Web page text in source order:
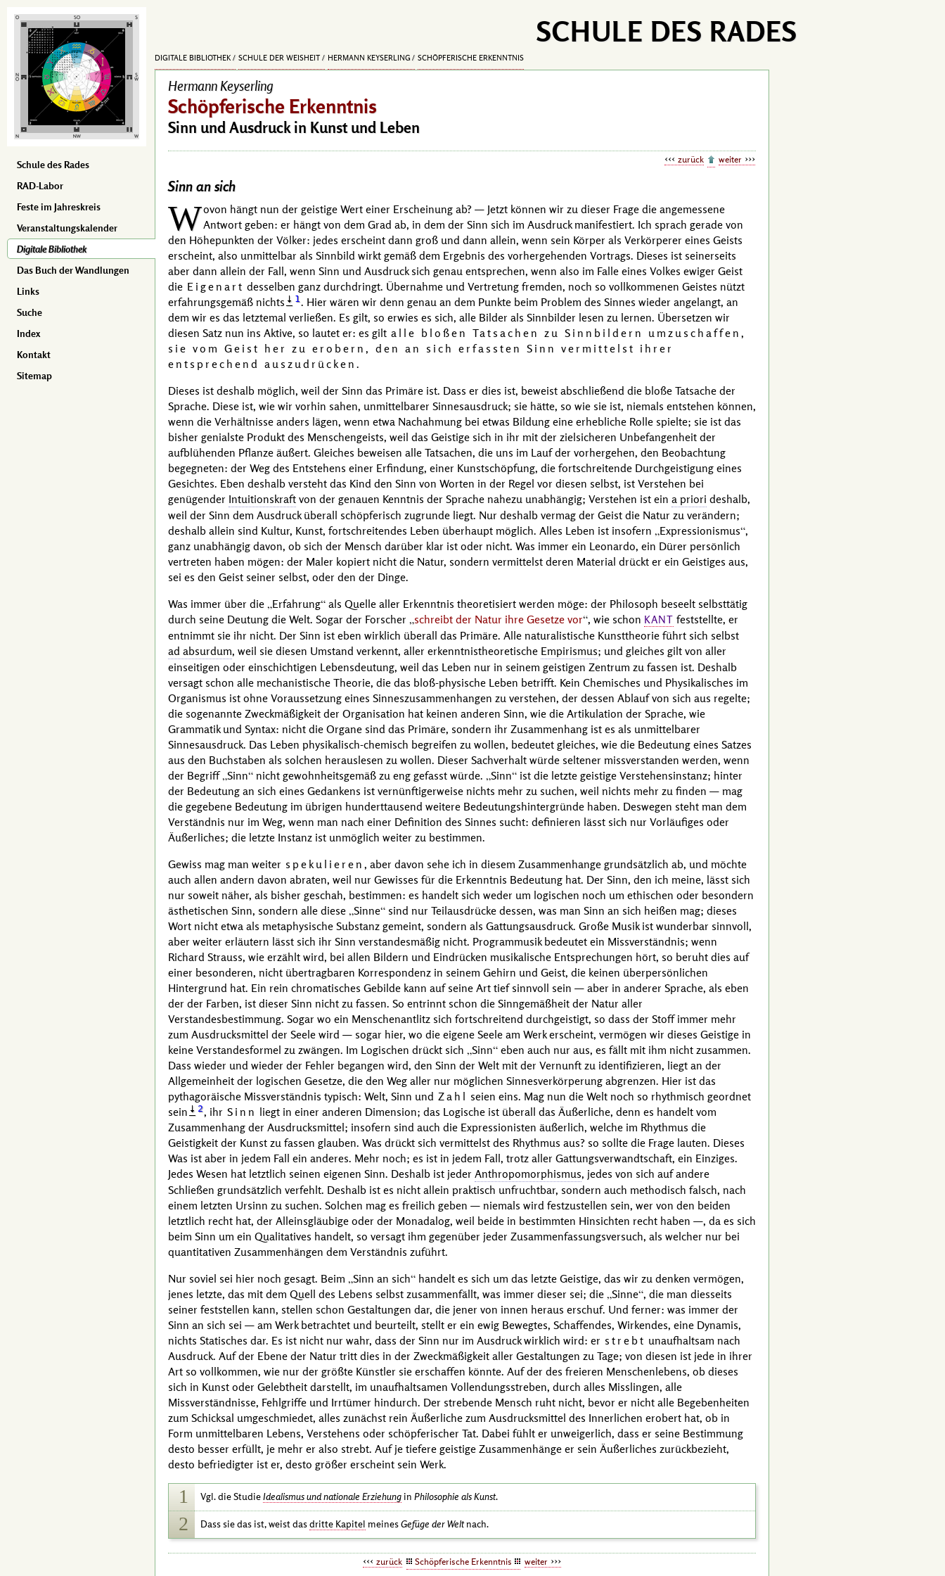
Schule des Rades
RAD-Labor
Feste im Jahreskreis
Veranstaltungskalender
Digitale Bibliothek
Das Buch der Wandlungen
Links
Suche
Index
Kontakt
Sitemap
SCHULE DES RADES
DIGITALE BIBLIOTHEK SCHULE DER WEISHEIT HERMANN KEYSERLING SCHÖPFERISCHE ERKENNTNIS
Hermann Keyserling
Schöpferische Erkenntnis
Sinn und Ausdruck in Kunst und Leben
zurück weiter
Sinn an sich
Wovon hängt nun der geistige Wert einer Erscheinung ab? — Jetzt können wir zu dieser Frage die angemessene
Antwort geben: er hängt von dem Grad ab, in dem der Sinn sich im Ausdruck manifestiert. Ich sprach gerade von
den Höhepunkten der Völker: jedes erscheint dann groß und dann allein, wenn sein Körper als Verkörperer eines Geists
erscheint, also unmittelbar als Sinnbild wirkt gemäß dem Ergebnis des vorhergehenden Vortrags. Dieses ist seinerseits
aber dann allein der Fall, wenn Sinn und Ausdruck sich genau entsprechen, wenn also im Falle eines Volkes ewiger Geist
die Eigenart desselben ganz durchdringt. Übernahme und Vertretung fremden, noch so vollkommenen Geistes nützt
erfahrungsgemäß nichts
1. Hier wären wir denn genau an dem Punkte beim Problem des Sinnes wieder angelangt, an
dem wir es das letztemal verließen. Es gilt, so erwies es sich, alle Bilder als Sinnbilder lesen zu lernen. Übersetzen wir
diesen Satz nun ins Aktive, so lautet er: es gilt alle bloßen Tatsachen zu Sinnbildern umzuschaffen,
sie vom Geist her zu erobern, den an sich erfassten Sinn vermittelst ihrer
entsprechend auszudrücken .
Dieses ist deshalb möglich, weil der Sinn das Primäre ist. Dass er dies ist, beweist abschließend die bloße Tatsache der
Sprache. Diese ist, wie wir vorhin sahen, unmittelbarer Sinnesausdruck; sie hätte, so wie sie ist, niemals entstehen können,
wenn die Verhältnisse anders lägen, wenn etwa Nachahmung bei etwas Bildung eine erhebliche Rolle spielte; sie ist das
bisher genialste Produkt des Menschengeists, weil das Geistige sich in ihr mit der zielsicheren Unbefangenheit der
aufblühenden Pflanze äußert. Gleiches beweisen alle Tatsachen, die uns im Lauf der vorhergehen, den Beobachtung
begegneten: der Weg des Entstehens einer Erfindung, einer Kunstschöpfung, die fortschreitende Durchgeistigung eines
Gesichtes. Eben deshalb versteht das Kind den Sinn von Worten in der Regel vor diesen selbst, ist Verstehen bei
genügender Intuitionskraft von der genauen Kenntnis der Sprache nahezu unabhängig; Verstehen ist ein a priori deshalb,
weil der Sinn dem Ausdruck überall schöpferisch zugrunde liegt. Nur deshalb vermag der Geist die Natur zu verändern;
deshalb allein sind Kultur, Kunst, fortschreitendes Leben überhaupt möglich. Alles Leben ist insofern
Expressionismus ,
ganz unabhängig davon, ob sich der Mensch darüber klar ist oder nicht. Was immer ein Leonardo, ein Dürer persönlich
vertreten haben mögen: der Maler kopiert nicht die Natur, sondern vermittelst deren Material drückt er ein Geistiges aus,
sei es den Geist seiner selbst, oder den der Dinge.
Was immer über die Erfahrung als Quelle aller Erkenntnis theoretisiert werden möge: der Philosoph beseelt selbsttätig
durch seine Deutung die Welt. Sogar der Forscher
schreibt der Natur ihre Gesetze vor , wie schon KANT feststellte, er
entnimmt sie ihr nicht. Der Sinn ist eben wirklich überall das Primäre. Alle naturalistische Kunsttheorie führt sich selbst
ad absurdum, weil sie diesen Umstand verkennt, aller erkenntnistheoretische Empirismus; und gleiches gilt von aller
einseitigen oder einschichtigen Lebensdeutung, weil das Leben nur in seinem geistigen Zentrum zu fassen ist. Deshalb
versagt schon alle mechanistische Theorie, die das bloß-physische Leben betrifft. Kein Chemisches und Physikalisches im
Organismus ist ohne Voraussetzung eines Sinneszusammenhangen zu verstehen, der dessen Ablauf von sich aus regelte;
die sogenannte Zweckmäßigkeit der Organisation hat keinen anderen Sinn, wie die Artikulation der Sprache, wie
Grammatik und Syntax: nicht die Organe sind das Primäre, sondern ihr Zusammenhang ist es als unmittelbarer
Sinnesausdruck. Das Leben physikalisch-chemisch begreifen zu wollen, bedeutet gleiches, wie die Bedeutung eines Satzes
aus den Buchstaben als solchen herauslesen zu wollen. Dieser Sachverhalt würde seltener missverstanden werden, wenn
der Begriff Sinn nicht gewohnheitsgemäß zu eng gefasst würde. Sinn
ist die letzte geistige Verstehensinstanz; hinter
der Bedeutung an sich eines Gedankens ist vernünftigerweise nichts mehr zu suchen, weil nichts mehr zu finden — mag
die gegebene Bedeutung im übrigen hunderttausend weitere Bedeutungshintergründe haben. Deswegen steht man dem
Verständnis nur im Weg, wenn man nach einer Definition des Sinnes sucht: definieren lässt sich nur Vorläufiges oder
Äußerliches; die letzte Instanz ist unmöglich weiter zu bestimmen.
Gewiss mag man weiter spekulieren , aber davon sehe ich in diesem Zusammenhange grundsätzlich ab, und möchte
auch allen andern davon abraten, weil nur Gewisses für die Erkenntnis Bedeutung hat. Der Sinn, den ich meine, lässt sich
nur soweit näher, als bisher geschah, bestimmen: es handelt sich weder um logischen noch um ethischen oder besondern
ästhetischen Sinn, sondern alle diese Sinne sind nur Teilausdrücke dessen, was man Sinn an sich heißen mag; dieses
Wort nicht etwa als metaphysische Substanz gemeint, sondern als Gattungsausdruck. Große Musik ist wunderbar sinnvoll,
aber weiter erläutern lässt sich ihr Sinn verstandesmäßig nicht. Programmusik bedeutet ein Missverständnis; wenn
Richard Strauss, wie erzählt wird, bei allen Bildern und Eindrücken musikalische Entsprechungen hört, so beruht dies auf
einer besonderen, nicht übertragbaren Korrespondenz in seinem Gehirn und Geist, die keinen überpersönlichen
Hintergrund hat. Ein rein chromatisches Gebilde kann auf seine Art tief sinnvoll sein — aber in anderer Sprache, als eben
der der Farben, ist dieser Sinn nicht zu fassen. So entrinnt schon die Sinngemäßheit der Natur aller
Verstandesbestimmung. Sogar wo ein Menschenantlitz sich fortschreitend durchgeistigt, so dass der Stoff immer mehr
zum Ausdrucksmittel der Seele wird — sogar hier, wo die eigene Seele am Werk erscheint, vermögen wir dieses Geistige in
keine Verstandesformel zu zwängen. Im Logischen drückt sich Sinn eben auch nur aus, es fällt mit ihm nicht zusammen.
Dass wieder und wieder der Fehler begangen wird, den Sinn der Welt mit der Vernunft zu identifizieren, liegt an der
Allgemeinheit der logischen Gesetze, die den Weg aller nur möglichen Sinnesverkörperung abgrenzen. Hier ist das
pythagoräische Missverständnis typisch: Welt, Sinn und Zahl seien eins. Mag nun die Welt noch so rhythmisch geordnet
sein
2, ihr Sinn liegt in einer anderen Dimension; das Logische ist überall das Äußerliche, denn es handelt vom
Zusammenhang der Ausdrucksmittel; insofern sind auch die Expressionisten äußerlich, welche im Rhythmus die
Geistigkeit der Kunst zu fassen glauben. Was drückt sich vermittelst des Rhythmus aus? so sollte die Frage lauten. Dieses
Was ist aber in jedem Fall ein anderes. Mehr noch; es ist in jedem Fall, trotz aller Gattungsverwandtschaft, ein Einziges.
Jedes Wesen hat letztlich seinen eigenen Sinn. Deshalb ist jeder Anthropomorphismus, jedes von sich auf andere
Schließen grundsätzlich verfehlt. Deshalb ist es nicht allein praktisch unfruchtbar, sondern auch methodisch falsch, nach
einem letzten Ursinn zu suchen. Solchen mag es freilich geben — niemals wird festzustellen sein, wer von den beiden
letztlich recht hat, der Alleinsgläubige oder der Monadalog, weil beide in bestimmten Hinsichten recht haben —, da es sich
beim Sinn um ein Qualitatives handelt, so versagt ihm gegenüber jeder Zusammenfassungsversuch, als welcher nur bei
quantitativen Zusammenhängen dem Verständnis zuführt.
Nur soviel sei hier noch gesagt. Beim Sinn an sich
handelt es sich um das letzte Geistige, das wir zu denken vermögen,
jenes letzte, das mit dem Quell des Lebens selbst zusammenfällt, was immer dieser sei; die Sinne , die man diesseits
seiner feststellen kann, stellen schon Gestaltungen dar, die jener von innen heraus erschuf. Und ferner: was immer der
Sinn an sich sei — am Werk betrachtet und beurteilt, stellt er ein ewig Bewegtes, Schaffendes, Wirkendes, eine Dynamis,
nichts Statisches dar. Es ist nicht nur wahr, dass der Sinn nur im Ausdruck wirklich wird: er strebt unaufhaltsam nach
Ausdruck. Auf der Ebene der Natur tritt dies in der Zweckmäßigkeit aller Gestaltungen zu Tage; von diesen ist jede in ihrer
Art so vollkommen, wie nur der größte Künstler sie erschaffen könnte. Auf der des freieren Menschenlebens, ob dieses
sich in Kunst oder Gelebtheit darstellt, im unaufhaltsamen Vollendungsstreben, durch alles Misslingen, alle
Missverständnisse, Fehlgriffe und Irrtümer hindurch. Der strebende Mensch ruht nicht, bevor er nicht alle Begebenheiten
zum Schicksal umgeschmiedet, alles zunächst rein Äußerliche zum Ausdrucksmittel des Innerlichen erobert hat, ob in
Form unmittelbaren Lebens, Verstehens oder schöpferischer Tat. Dabei fühlt er unweigerlich, dass er seine Bestimmung
desto besser erfüllt, je mehr er also strebt. Auf je tiefere geistige Zusammenhänge er sein Äußerliches zurückbezieht,
desto befriedigter ist er, desto größer erscheint sein Werk.
1 Vgl.die StudieIdealismus und nationale Erziehung in Philosophie als Kunst.
2 Dass sie das ist, weist dasdritte Kapitel meinesGefüge der Weltnach.
zurück Schöpferische Erkenntnis weiter